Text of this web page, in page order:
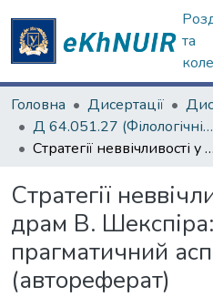
та
Головна Дисертації
Д 64.051.27 (Філологічні науки)
Стратегії неввічливості у дискурсі драм В. Шекспіра: когнітивно-прагматичний аспект (автореферат)
Стратегії
драм В.
прагматичний
(автореферат)